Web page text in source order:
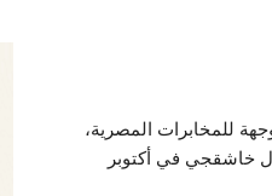
للمخابرات المصرية،
خاشقجي في أكتوبر